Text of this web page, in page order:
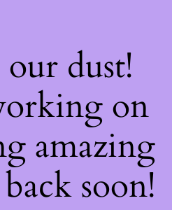
dust!
on
amazing
soon!